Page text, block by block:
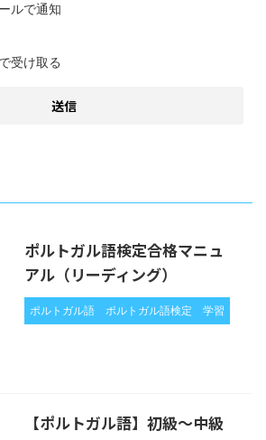
ルで通知
受け取る
ポルトガル語検定合格マニュ
アル（リーディング）
ポルトガル語 ポルトガル語検定 学習
【ポルトガル語】初級〜中級